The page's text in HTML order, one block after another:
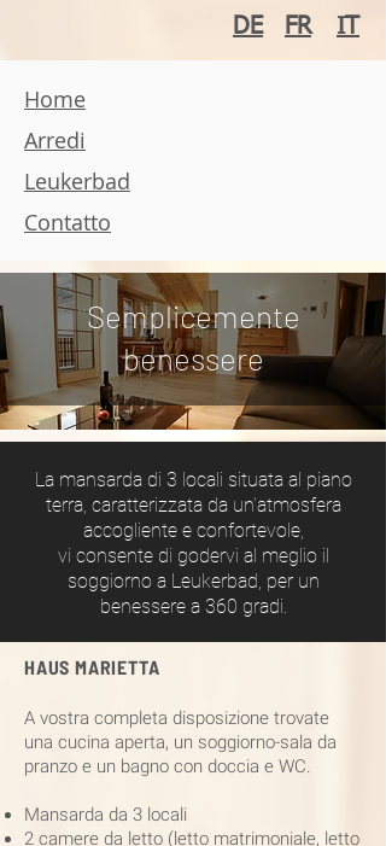
DE FR IT
Semplicemente
benessere
La mansarda di 3 locali situata al piano
terra, caratterizzata da un’atmosfera
accogliente e confortevole,
vi consente di godervi al meglio il
soggiorno a Leukerbad, per un
benessere a 360 gradi.
HAUS MARIETTA
A vostra completa disposizione trovate
una cucina aperta, un soggiorno-sala da
pranzo e un bagno con doccia e WC.
Mansarda da 3 locali
2 camere da letto (letto matrimoniale, letto
Contatto
Leukerbad
Arredi
Home